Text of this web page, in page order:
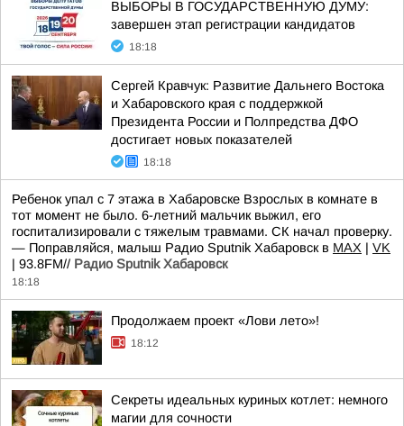
ВЫБОРЫ В ГОСУДАРСТВЕННУЮ ДУМУ:
завершен этап регистрации кандидатов
18:18
Сергей Кравчук: Развитие Дальнего Востока
и Хабаровского края с поддержкой
Президента России и Полпредства ДФО
достигает новых показателей
18:18
Ребенок упал с 7 этажа в Хабаровске Взрослых в комнате в
тот момент не было. 6-летний мальчик выжил, его
госпитализировали с тяжелым травмами. СК начал проверку.
— Поправляйся, малыш Радио Sputnik Хабаровск в MAX | VK
| 93.8FM// Радио Sputnik Хабаровск
18:18
Продолжаем проект «Лови лето»!
18:12
Секреты идеальных куриных котлет: немного
магии для сочности